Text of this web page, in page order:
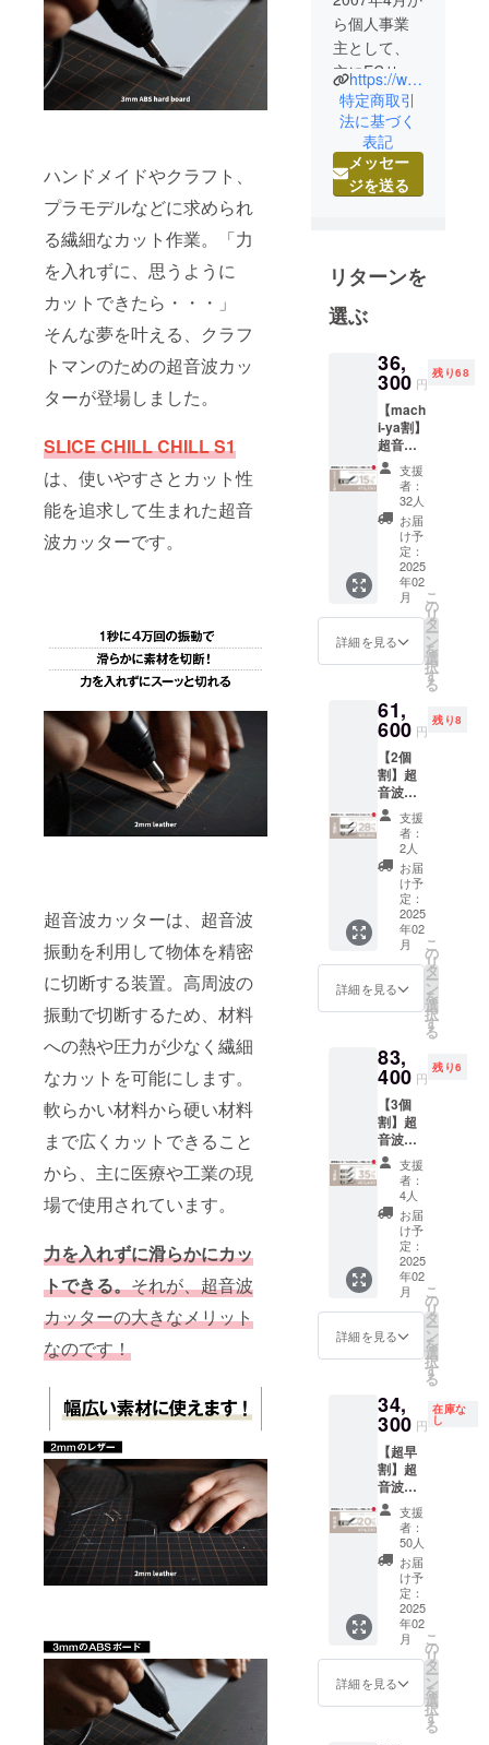
ハンドメイドやクラフト、
プラモデルなどに求められ
る繊細なカット作業。「力
を入れずに、思うように
カットできたら・・・」
そんな夢を叶える、クラフ
トマンのための超音波カッ
ターが登場しました。
SLICE CHILL CHILL S1
は、使いやすさとカット性
能を追求して生まれた超音
波カッターです。
超音波カッターは、超音波
振動を利用して物体を精密
に切断する装置。高周波の
振動で切断するため、材料
への熱や圧力が少なく繊細
なカットを可能にします。
軟らかい材料から硬い材料
まで広くカットできること
から、主に医療や工業の現
場で使用されています。
力を入れずに滑らかにカッ
トできる。それが、超音波
カッターの大きなメリット
なのです！
ら個人事業
主として、
主にECサイ
トでネット
ショップの
運営を開始
いたしまし
た。
て、より良
い商品、時
間をお客様
いと思い、
通信販売事
業、国際貿
易業務、IT
サービス関
連事業な
ど、広く事
業展開をし
す。
クラウド
ファンディ
ングではお
客様の役に
ある製品を
提供し、さ
まざまな活
動を行って
いきます。
https://www.luna-world35.com/
特定商取引
法に基づく
表記
メッセー
ジを送る
リターンを
選ぶ
36,
300 円
残り68
【mach
i-ya割】
超音波
カッ
ター
「SLIC
ECHILL
CHILLS
1」×1
・完成
した製
品 × 1点
［一般
販売予
定価格
42,800
15%OF
F］ ※記
載のリ
ターン
価格は
税・送
料込み
の金額
です。
※皆様の
ご支援
により
量産効
率が向
上した
場合、
正規販
格より
下がる
可能性
もござ
いま
す。 ※
デザイ
ン・仕
様は変
更にな
る可能
性もご
ざいま
す。ご
了承く
ださ
い。 ※
材の供
給状
況、製
造工程
上の都
合等に
より出
荷時期
が遅れ
る場合
があり
ます。
※適格
請求書
発行事
録番
号：あ
り （適
支援
者：
32人
お届
け予
定：
2025
年02
月
詳細を見る
こ
の
リ
タ
ー
ン
を
選
択
す
る
61,
600 円
残り8
【2個
割】超
音波
カッ
ター
「SLIC
ECHILL
CHILL
S1」×2
・完成
した製
品 × 2点
［一般
販売予
定価格
85,600
28%OF
F］ ※記
載のリ
ターン
価格は
税・送
料込み
の金額
です。
※皆様の
ご支援
により
量産効
率が向
上した
場合、
正規販
格より
下がる
可能性
もござ
いま
す。 ※
デザイ
ン・仕
様は変
更にな
る可能
性もご
ざいま
す。ご
了承く
ださ
い。 ※
支援
者：
2人
お届
け予
定：
2025
年02
月
詳細を見る
こ
の
リ
タ
ー
ン
を
選
択
す
る
83,
400 円
残り6
【3個
割】超
音波
カッ
ター
「SLIC
ECHILL
CHILL
S1」×3
・完成
した製
品 × 3
点
［一般
販売予
128,400
円の
35%OF
F］ ※
記載の
リター
ン価格
は税・
送料込
みの金
額で
す。 ※
皆様の
ご支援
により
量産効
率が向
支援
者：
4人
お届
け予
定：
2025
年02
月
詳細を見る
こ
の
リ
タ
ー
ン
を
選
択
す
る
34,
300 円
在庫な
し
【超早
割】超
音波
カッ
ター
「SLIC
ECHILL
CHILL
S1」×1
・完成
した製
品 × 1点
［一般
販売予
定価格
42,800
支援
者：
50人
お届
け予
定：
2025
年02
月
詳細を見る
こ
の
リ
タ
ー
ン
を
選
択
す
る